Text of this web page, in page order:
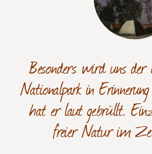
Besonders wird uns
Nationalpark in
hat er laut gebrüllt.
freier Natur im